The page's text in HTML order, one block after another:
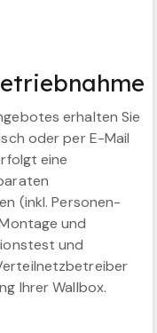
erhalten Sie
oder per E-Mail
eine
(inkl. Personen-
und
und
Ihrer Wallbox.